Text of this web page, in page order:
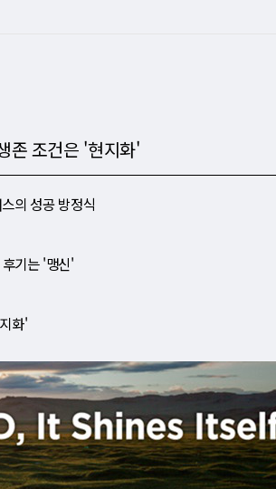
존 조건은 '현지화'
의 성공 방정식
기는 '맹신'
화'